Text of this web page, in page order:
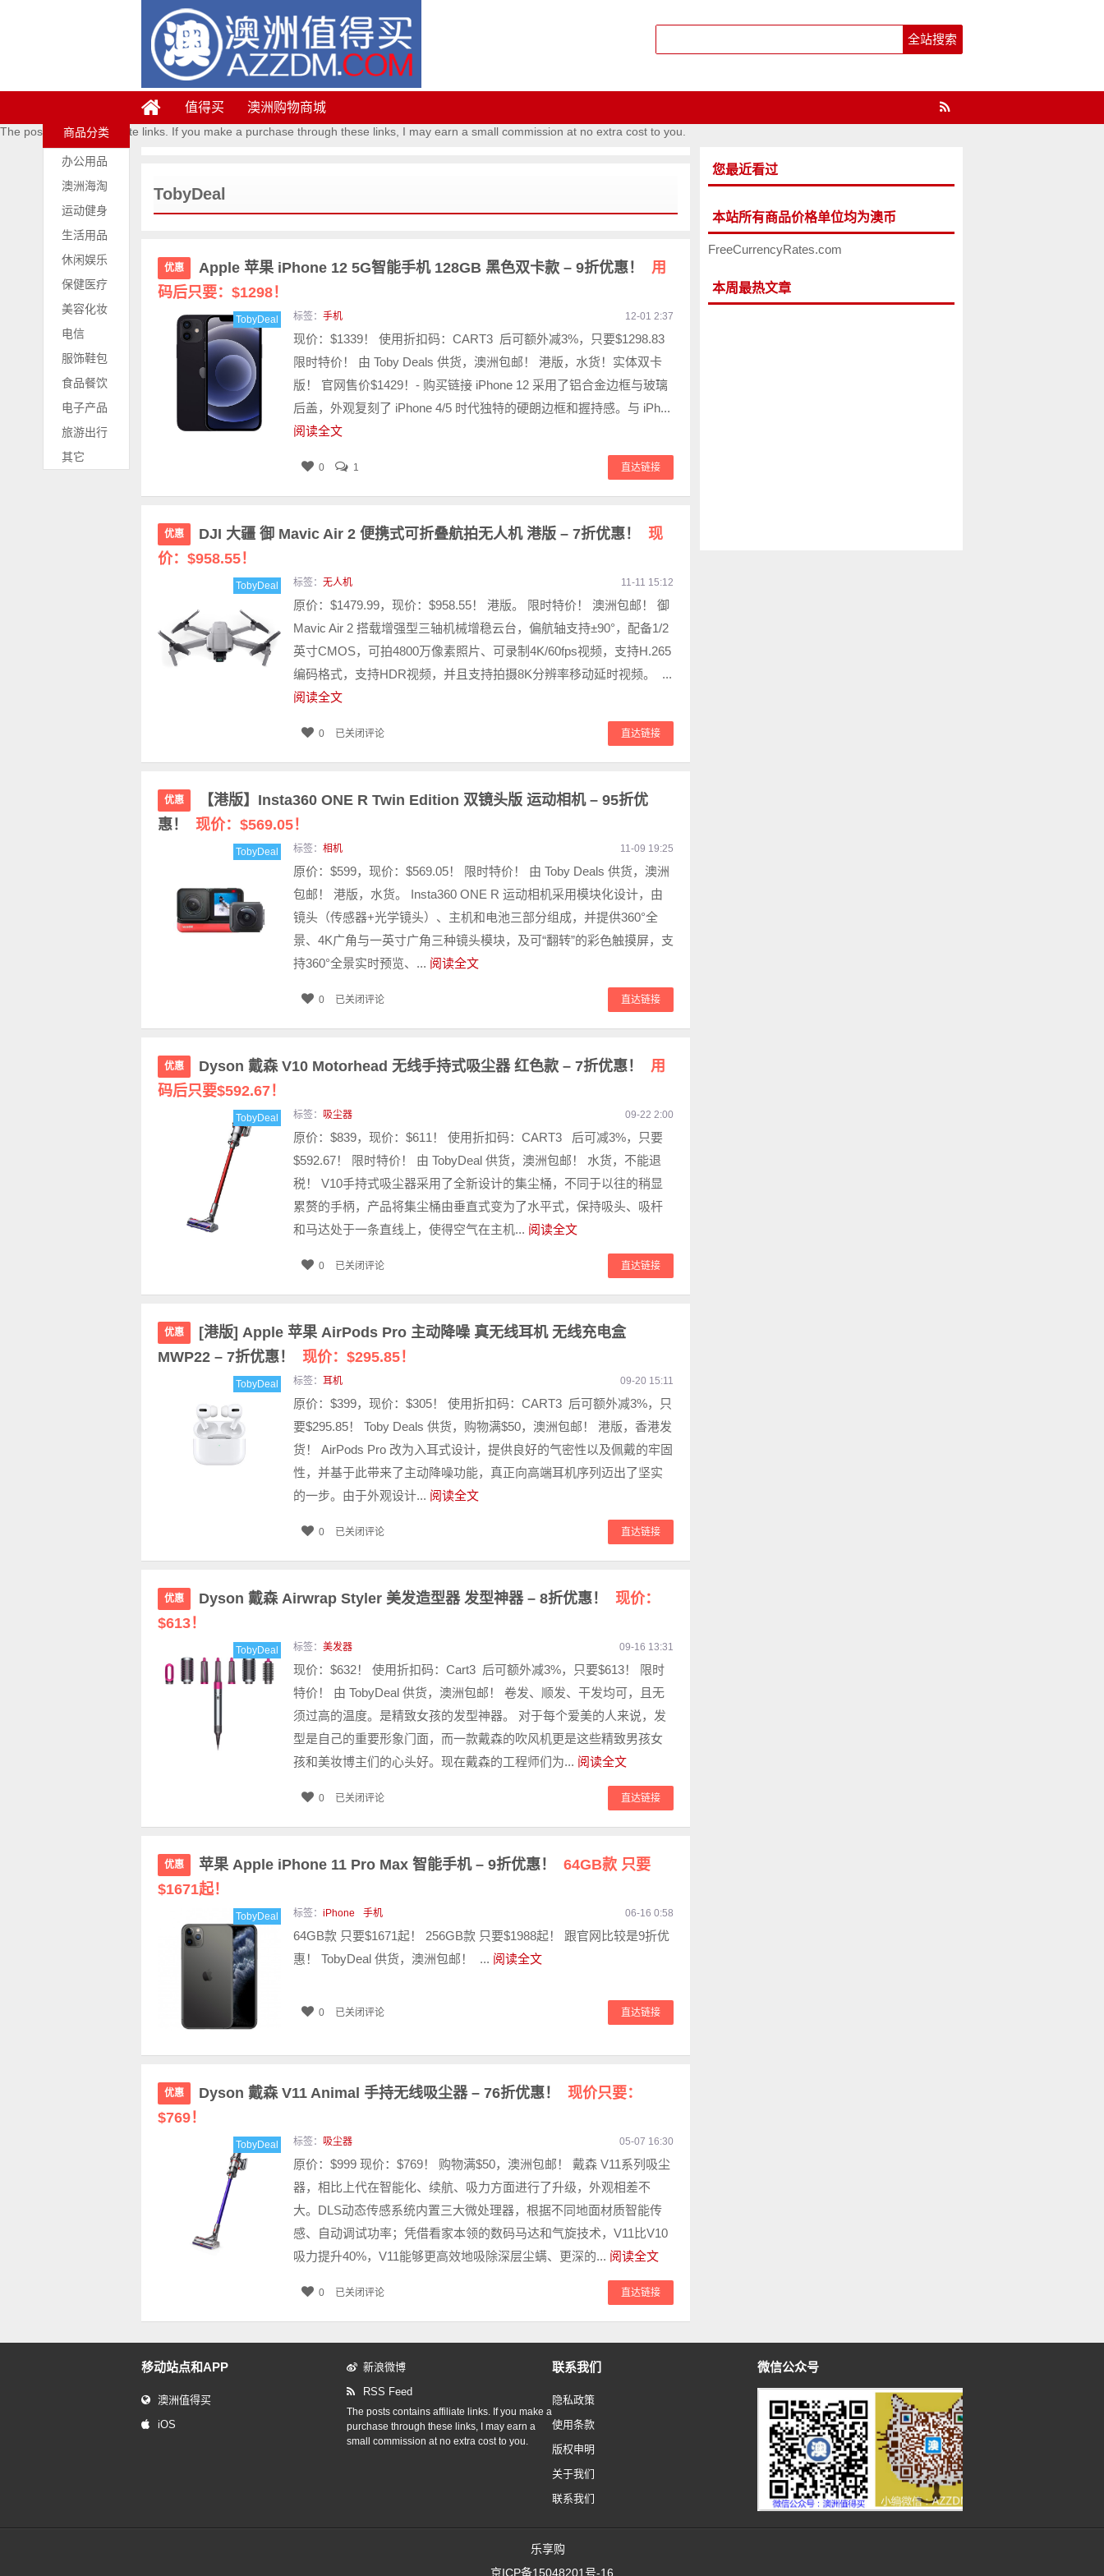
值得买 澳洲购物商城
The posts contains affiliate links. If you make a purchase through these links, I may earn a small commission at no extra cost to you.
商品分类
办公用品
澳洲海淘
运动健身
生活用品
休闲娱乐
保健医疗
美容化妆
电信
服饰鞋包
食品餐饮
电子产品
旅游出行
其它
TobyDeal
优惠 Apple 苹果 iPhone 12 5G智能手机 128GB 黑色双卡款 – 9折优惠！
用
码后只要：$1298！
TobyDeal 标签： 手机 12-01 2:37
现价：$1339！ 使用折扣码：CART3 后可额外减3%，只要$1298.83
限时特价！ 由 Toby Deals 供货，澳洲包邮！ 港版，水货！实体双卡
版！ 官网售价$1429！- 购买链接 iPhone 12 采用了铝合金边框与玻璃
后盖，外观复刻了 iPhone 4/5 时代独特的硬朗边框和握持感。与 iPh...
阅读全文
直达链接
0 1
优惠 DJI 大疆 御 Mavic Air 2 便携式可折叠航拍无人机 港版 – 7折优惠！
现
价：$958.55！
TobyDeal 标签： 无人机 11-11 15:12
原价：$1479.99，现价：$958.55！ 港版。 限时特价！ 澳洲包邮！ 御
Mavic Air 2 搭载增强型三轴机械增稳云台，偏航轴支持±90°，配备1/2
英寸CMOS，可拍4800万像素照片、可录制4K/60fps视频，支持H.265
编码格式，支持HDR视频，并且支持拍摄8K分辨率移动延时视频。 ...
阅读全文
直达链接
0 已关闭评论
优惠
【港版】Insta360 ONE R Twin Edition 双镜头版 运动相机 – 95折优
惠！
现价：$569.05！
TobyDeal 标签： 相机 11-09 19:25
原价：$599，现价：$569.05！ 限时特价！ 由 Toby Deals 供货，澳洲
包邮！ 港版，水货。 Insta360 ONE R 运动相机采用模块化设计，由
镜头（传感器+光学镜头）、主机和电池三部分组成，并提供360°全
景、4K广角与一英寸广角三种镜头模块，及可“翻转”的彩色触摸屏，支
持360°全景实时预览、... 阅读全文
直达链接
0 已关闭评论
优惠 Dyson 戴森 V10 Motorhead 无线手持式吸尘器 红色款 – 7折优惠！
用
码后只要$592.67！
TobyDeal 标签： 吸尘器 09-22 2:00
原价：$839，现价：$611！ 使用折扣码：CART3 后可减3%，只要
$592.67！ 限时特价！ 由 TobyDeal 供货，澳洲包邮！ 水货，不能退
税！ V10手持式吸尘器采用了全新设计的集尘桶，不同于以往的稍显
累赘的手柄，产品将集尘桶由垂直式变为了水平式，保持吸头、吸杆
和马达处于一条直线上，使得空气在主机... 阅读全文
直达链接
0 已关闭评论
优惠
[港版] Apple 苹果 AirPods Pro 主动降噪 真无线耳机 无线充电盒
MWP22 – 7折优惠！
现价：$295.85！
TobyDeal 标签： 耳机 09-20 15:11
原价：$399，现价：$305！ 使用折扣码：CART3 后可额外减3%，只
要$295.85！ Toby Deals 供货，购物满$50，澳洲包邮！ 港版，香港发
货！ AirPods Pro 改为入耳式设计，提供良好的气密性以及佩戴的牢固
性，并基于此带来了主动降噪功能，真正向高端耳机序列迈出了坚实
的一步。由于外观设计... 阅读全文
直达链接
0 已关闭评论
优惠 Dyson 戴森 Airwrap Styler 美发造型器 发型神器 – 8折优惠！
现价：
$613！
TobyDeal 标签： 美发器 09-16 13:31
现价：$632！ 使用折扣码：Cart3 后可额外减3%，只要$613！ 限时
特价！ 由 TobyDeal 供货，澳洲包邮！ 卷发、顺发、干发均可，且无
须过高的温度。是精致女孩的发型神器。 对于每个爱美的人来说，发
型是自己的重要形象门面，而一款戴森的吹风机更是这些精致男孩女
孩和美妆博主们的心头好。现在戴森的工程师们为... 阅读全文
直达链接
0 已关闭评论
优惠 苹果 Apple iPhone 11 Pro Max 智能手机 – 9折优惠！
64GB款 只要
$1671起！
TobyDeal 标签： iPhone 手机 06-16 0:58
64GB款 只要$1671起！ 256GB款 只要$1988起！ 跟官网比较是9折优
惠！ TobyDeal 供货，澳洲包邮！ ... 阅读全文
直达链接
0 已关闭评论
优惠 Dyson 戴森 V11 Animal 手持无线吸尘器 – 76折优惠！
现价只要：
$769！
TobyDeal 标签： 吸尘器 05-07 16:30
原价：$999 现价：$769！ 购物满$50，澳洲包邮！ 戴森 V11系列吸尘
器，相比上代在智能化、续航、吸力方面进行了升级，外观相差不
大。DLS动态传感系统内置三大微处理器，根据不同地面材质智能传
感、自动调试功率；凭借看家本领的数码马达和气旋技术，V11比V10
吸力提升40%，V11能够更高效地吸除深层尘螨、更深的... 阅读全文
直达链接
0 已关闭评论
您最近看过
本站所有商品价格单位均为澳币
FreeCurrencyRates.com
本周最热文章
移动站点和APP
澳洲值得买
iOS
新浪微博
RSS Feed
The posts contains affiliate links. If you make a
purchase through these links, I may earn a
small commission at no extra cost to you.
联系我们
隐私政策
使用条款
版权申明
关于我们
联系我们
微信公众号
乐享购
京ICP备15048201号-16